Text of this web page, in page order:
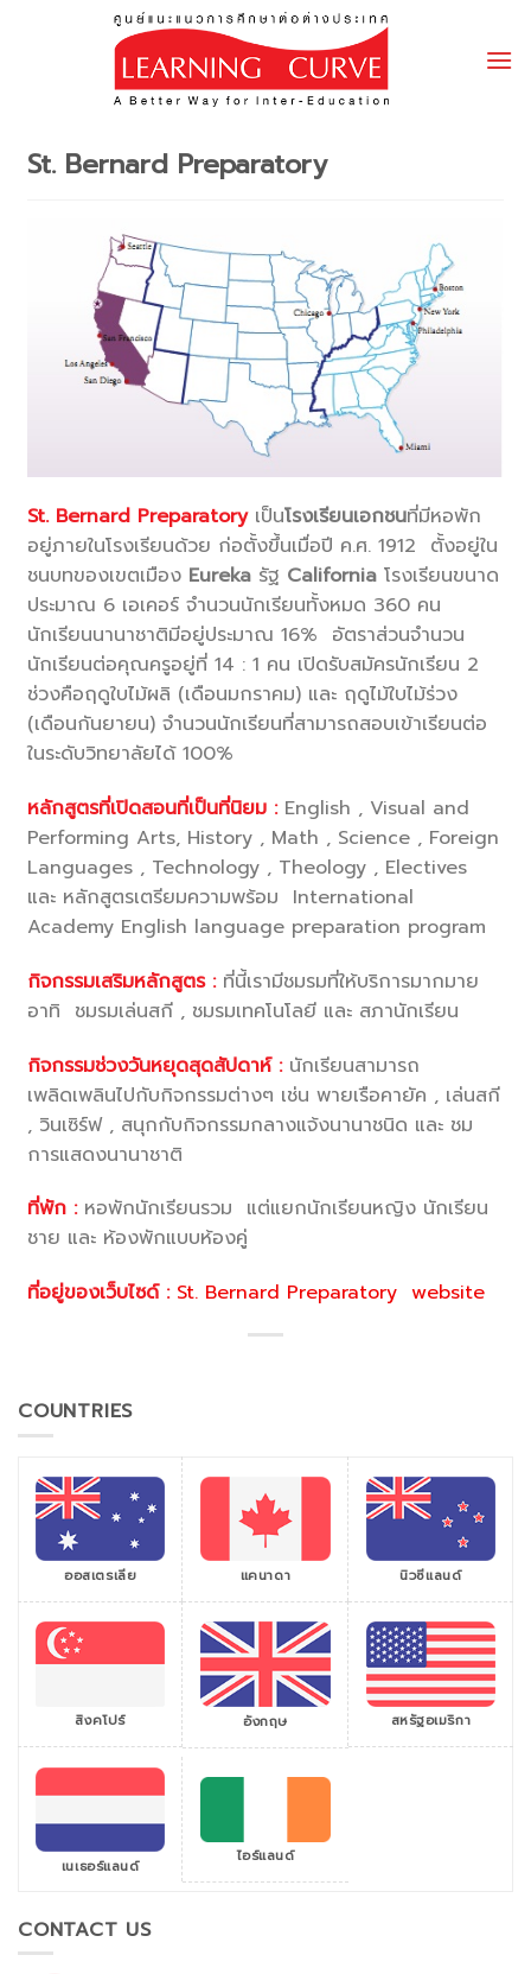
St. Bernard Preparatory
St. Bernard Preparatory เป็นโรงเรียนเอกชนที่มีหอพัก
อยู่ภายในโรงเรียนด้วย ก่อตั้งขึ้นเมื่อปี ค.ศ. 1912 ตั้งอยู่ใน
ชนบทของเขตเมือง Eureka รัฐ California โรงเรียนขนาด
ประมาณ 6 เอเคอร์ จำนวนนักเรียนทั้งหมด 360 คน
นักเรียนนานาชาติมีอยู่ประมาณ 16% อัตราส่วนจำนวน
นักเรียนต่อคุณครูอยู่ที่ 14 : 1 คน เปิดรับสมัครนักเรียน 2
ช่วงคือฤดูใบไม้ผลิ (เดือนมกราคม) และ ฤดูไม้ใบไม้ร่วง
(เดือนกันยายน) จำนวนนักเรียนที่สามารถสอบเข้าเรียนต่อ
ในระดับวิทยาลัยได้ 100%
หลักสูตรที่เปิดสอนที่เป็นที่นิยม :English , Visual and
Performing Arts, History , Math , Science , Foreign
Languages , Technology , Theology , Electives
และ หลักสูตรเตรียมความพร้อม International
Academy English language preparation program
กิจกรรมเสริมหลักสูตร : ที่นี้เรามีชมรมที่ให้บริการมากมาย
อาทิ ชมรมเล่นสกี , ชมรมเทคโนโลยี และ สภานักเรียน
กิจกรรมช่วงวันหยุดสุดสัปดาห์ : นักเรียนสามารถ
เพลิดเพลินไปกับกิจกรรมต่างๆ เช่น พายเรือคายัค , เล่นสกี
, วินเซิร์ฟ , สนุกกับกิจกรรมกลางแจ้งนานาชนิด และ ชม
การแสดงนานาชาติ
ที่พัก : หอพักนักเรียนรวม แต่แยกนักเรียนหญิง นักเรียน
ชาย และ ห้องพักแบบห้องคู่
ที่อยู่ของเว็บไซด์ : St. Bernard Preparatory website
COUNTRIES
ออสเตรเลีย แคนาดา นิวซีแลนด์
สิงคโปร์ อังกฤษ สหรัฐอเมริกา
เนเธอร์แลนด์ ไอร์แลนด์
CONTACT US